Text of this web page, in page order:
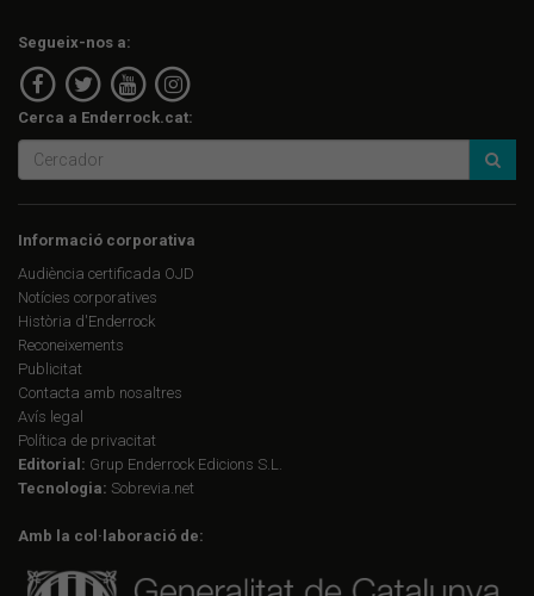
Segueix-nos a:
Cerca a Enderrock.cat:
Informació corporativa
Audiència certificada OJD
Notícies corporatives
Història d'Enderrock
Reconeixements
Publicitat
Contacta amb nosaltres
Avís legal
Política de privacitat
Editorial: Grup Enderrock Edicions S.L.
Tecnologia: Sobrevia.net
Amb la col·laboració de: